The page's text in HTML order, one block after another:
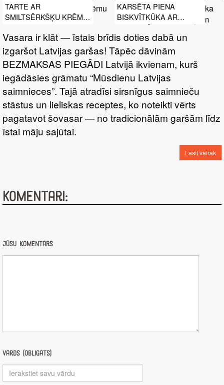
TARTE AR
SMILTSĒRKŠĶU KRĒMU
KARSĒTA PIENA
BISKVĪTKŪKA AR
PUTUKRĒJUMU UN
AUGĻIEM
Vasara ir klāt — īstais brīdis doties dabā un
izgaršot Latvijas garšas! Tāpēc dāvinām
BEZMAKSAS PIEGĀDI Latvijā ikvienam, kurš
iegādāsies grāmatu “Mūsdienu Latvijas
saimnieces”. Tajā atradīsi sirsnīgus saimnieču
stāstus un lieliskas receptes, ko noteikti vērts
pagatavot šovasar — no tradicionālām garšām līdz
īstai māju sajūtai.
Lasīt vairāk
Komentāri:
Jūsu komentārs
Vārds (obligāts)